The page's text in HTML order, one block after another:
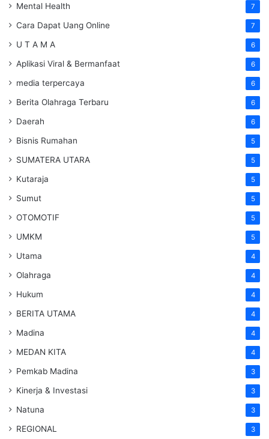
Mental Health 7
Cara Dapat Uang Online 7
U T A M A 6
Aplikasi Viral & Bermanfaat 6
media terpercaya 6
Berita Olahraga Terbaru 6
Daerah 6
Bisnis Rumahan 5
SUMATERA UTARA 5
Kutaraja 5
Sumut 5
OTOMOTIF 5
UMKM 5
Utama 4
Olahraga 4
Hukum 4
BERITA UTAMA 4
Madina 4
MEDAN KITA 4
Pemkab Madina 3
Kinerja & Investasi 3
Natuna 3
REGIONAL 3